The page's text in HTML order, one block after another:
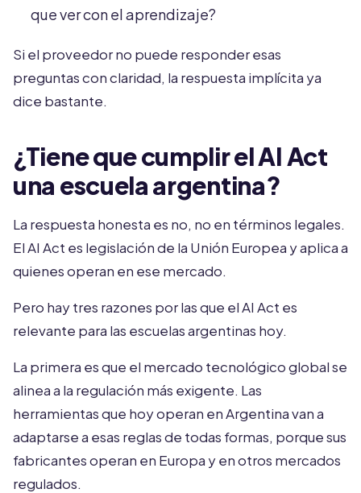
que ver con el aprendizaje?
Si el proveedor no puede responder esas
preguntas con claridad, la respuesta implícita ya
dice bastante.
¿Tiene que cumplir el AI Act
una escuela argentina?
La respuesta honesta es no, no en términos legales.
El AI Act es legislación de la Unión Europea y aplica a
quienes operan en ese mercado.
Pero hay tres razones por las que el AI Act es
relevante para las escuelas argentinas hoy.
La primera es que el mercado tecnológico global se
alinea a la regulación más exigente. Las
herramientas que hoy operan en Argentina van a
adaptarse a esas reglas de todas formas, porque sus
fabricantes operan en Europa y en otros mercados
regulados.